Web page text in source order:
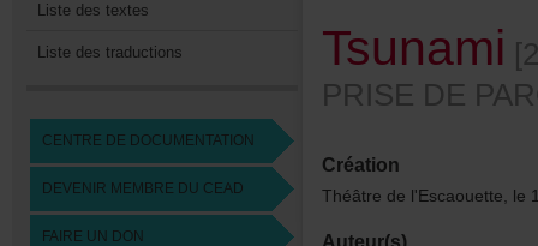
Listedestextes
Listedestraductions
CENTREDEDOCUMENTATION
DEVENIRMEMBREDUCEAD
FAIREUNDON
Tsunami
Création
Auteur(s)